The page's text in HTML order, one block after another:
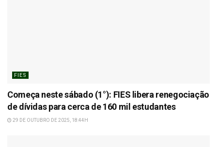
FIES
Começa neste sábado (1°): FIES libera renegociação
de dívidas para cerca de 160 mil estudantes
29 DE OUTUBRO DE 2025, 18:44H